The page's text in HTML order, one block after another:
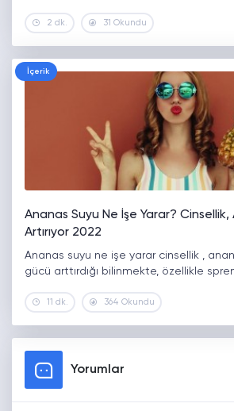
2 dk. 31 Okundu
İçerik
Ananas Suyu Ne İşe Yarar?
Artırıyor 2022
Ananas suyu ne işe yarar cinsellik ,
gücü arttırdığı bilinmekte, özellikle
11 dk. 364 Okundu
Yorumlar